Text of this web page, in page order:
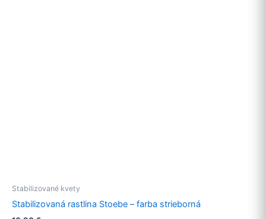
Stabilizované kvety
Stabilizovaná rastlina Stoebe – farba strieborná